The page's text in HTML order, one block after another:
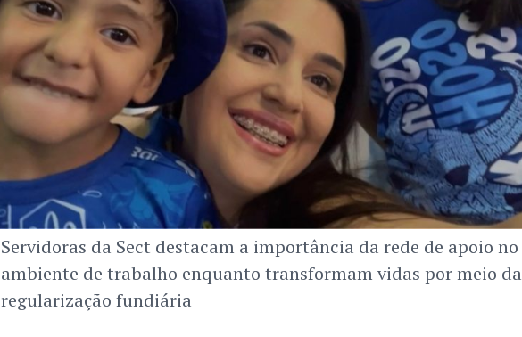
Servidoras da Sect destacam a importância da rede de apoio no
ambiente de trabalho enquanto transformam vidas por meio da
regularização fundiária